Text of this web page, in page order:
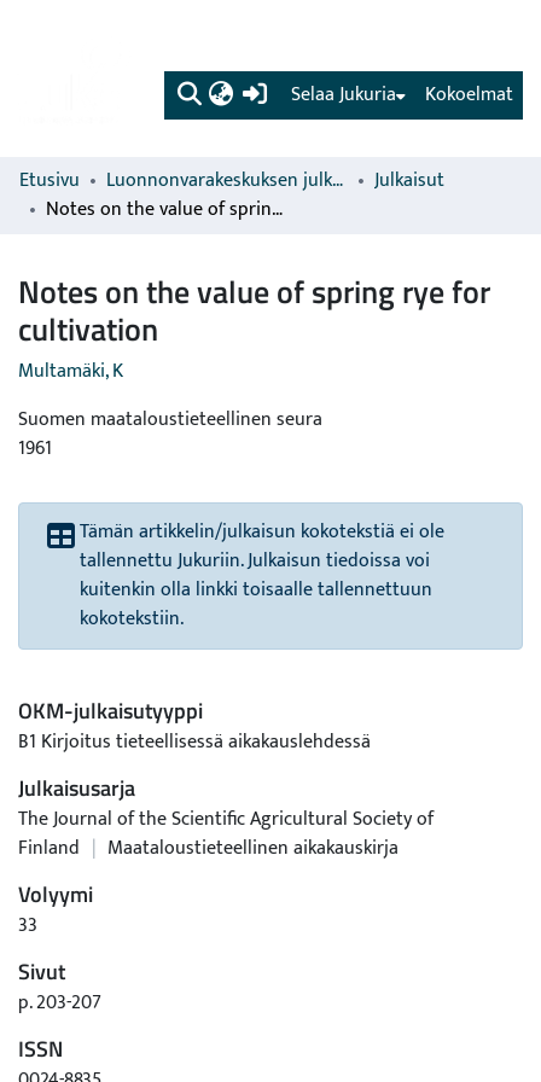
(current) Kokoelmat
Selaa Jukuria
Etusivu Luonnonvarakeskuksen julkaisut
Julkaisut
Notes on the value of spring rye for cultivation
Notes on the value of spring rye for
cultivation
Multamäki, K
Suomen maataloustieteellinen seura
1961
Tämän artikkelin/julkaisun kokotekstiä ei ole
tallennettu Jukuriin. Julkaisun tiedoissa voi
kuitenkin olla linkki toisaalle tallennettuun
kokotekstiin.
OKM-julkaisutyyppi
B1 Kirjoitus tieteellisessä aikakauslehdessä
Julkaisusarja
The Journal of the Scientific Agricultural Society of
Finland | Maataloustieteellinen aikakauskirja
Volyymi
33
Sivut
p. 203-207
ISSN